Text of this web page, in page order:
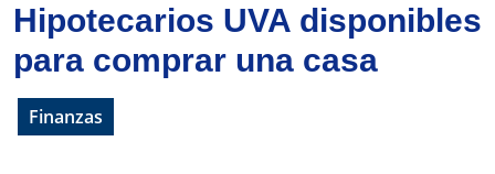
Hipotecarios UVA disponibles
para comprar una casa
Finanzas